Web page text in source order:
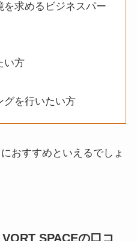
を求めるビジネスパー
い方
グを行いたい方
おすすめといえるでしょ
SPACEの口コ